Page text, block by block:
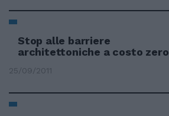
Stop alle barriere
architettoniche a costo zero
25/09/2011